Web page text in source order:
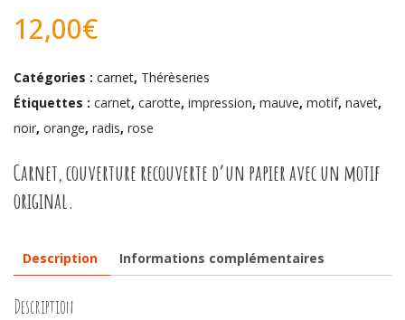
12,00€
Catégories : carnet, Thérèseries
Étiquettes : carnet, carotte, impression, mauve, motif, navet,
noir, orange, radis, rose
Carnet, couverture recouverte d’un papier avec un motif
original.
Description Informations complémentaires
Description